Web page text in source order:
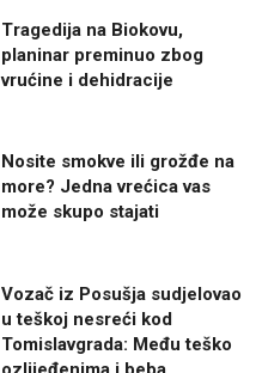
Tragedija na Biokovu,
planinar preminuo zbog
vrućine i dehidracije
Nosite smokve ili grožđe na
more? Jedna vrećica vas
može skupo stajati
Vozač iz Posušja sudjelovao
u teškoj nesreći kod
Tomislavgrada: Među teško